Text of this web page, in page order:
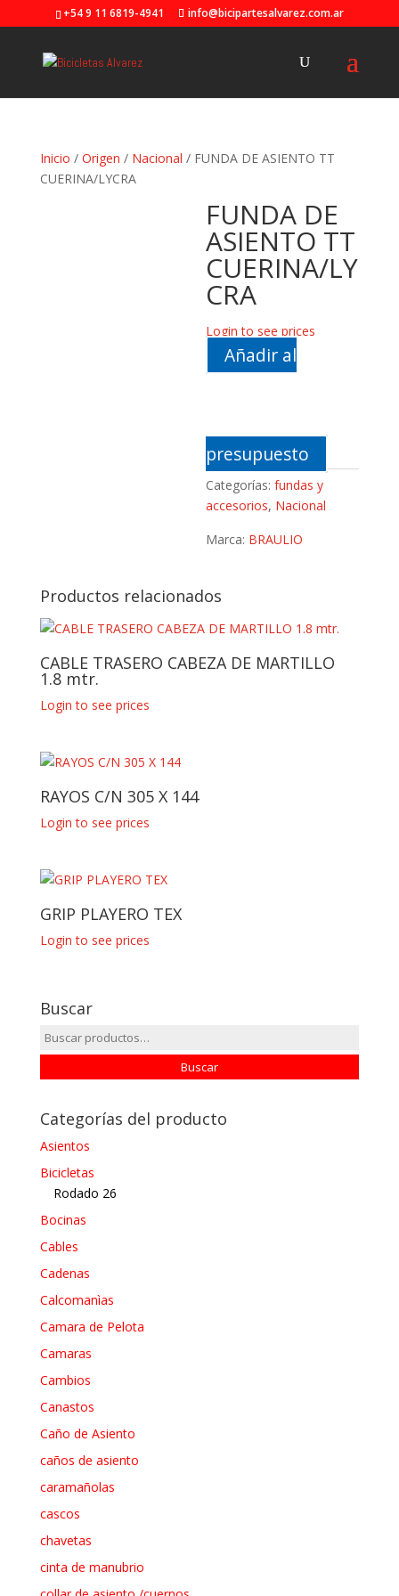
+54 9 11 6819-4941 info@bicipartesalvarez.com.ar
Inicio / Origen / Nacional / FUNDA DE ASIENTO TT
CUERINA/LYCRA
FUNDA DE
ASIENTO TT
CUERINA/LY
CRA
Login to see prices
Añadir al
presupuesto
Categorías:fundas y
accesorios, Nacional
Marca: BRAULIO
Productos relacionados
CABLE TRASERO CABEZA DE MARTILLO
1.8 mtr.
Login to see prices
RAYOS C/N 305 X 144
Login to see prices
GRIP PLAYERO TEX
Login to see prices
Buscar
Buscar
por:
Buscar
Categorías del producto
Asientos
Bicicletas
Rodado 26
Bocinas
Cables
Cadenas
Calcomanìas
Camara de Pelota
Camaras
Cambios
Canastos
Caño de Asiento
caños de asiento
caramañolas
cascos
chavetas
cinta de manubrio